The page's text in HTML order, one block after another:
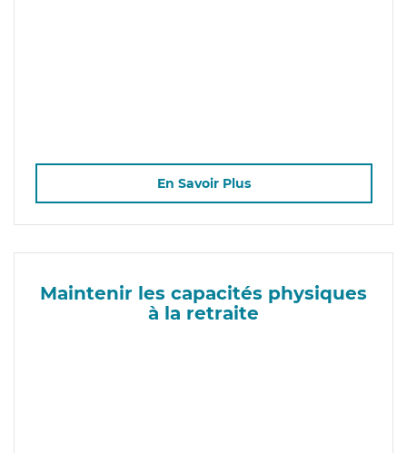
En Savoir Plus
Maintenir les capacités physiques
à la retraite